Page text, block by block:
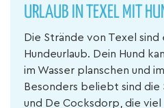
URLAUB IN TEXEL MIT
Die Strände von Texel
Hundeurlaub. Dein Hund
im Wasser planschen und
Besonders beliebt sind die
und De Cocksdorp, die viel